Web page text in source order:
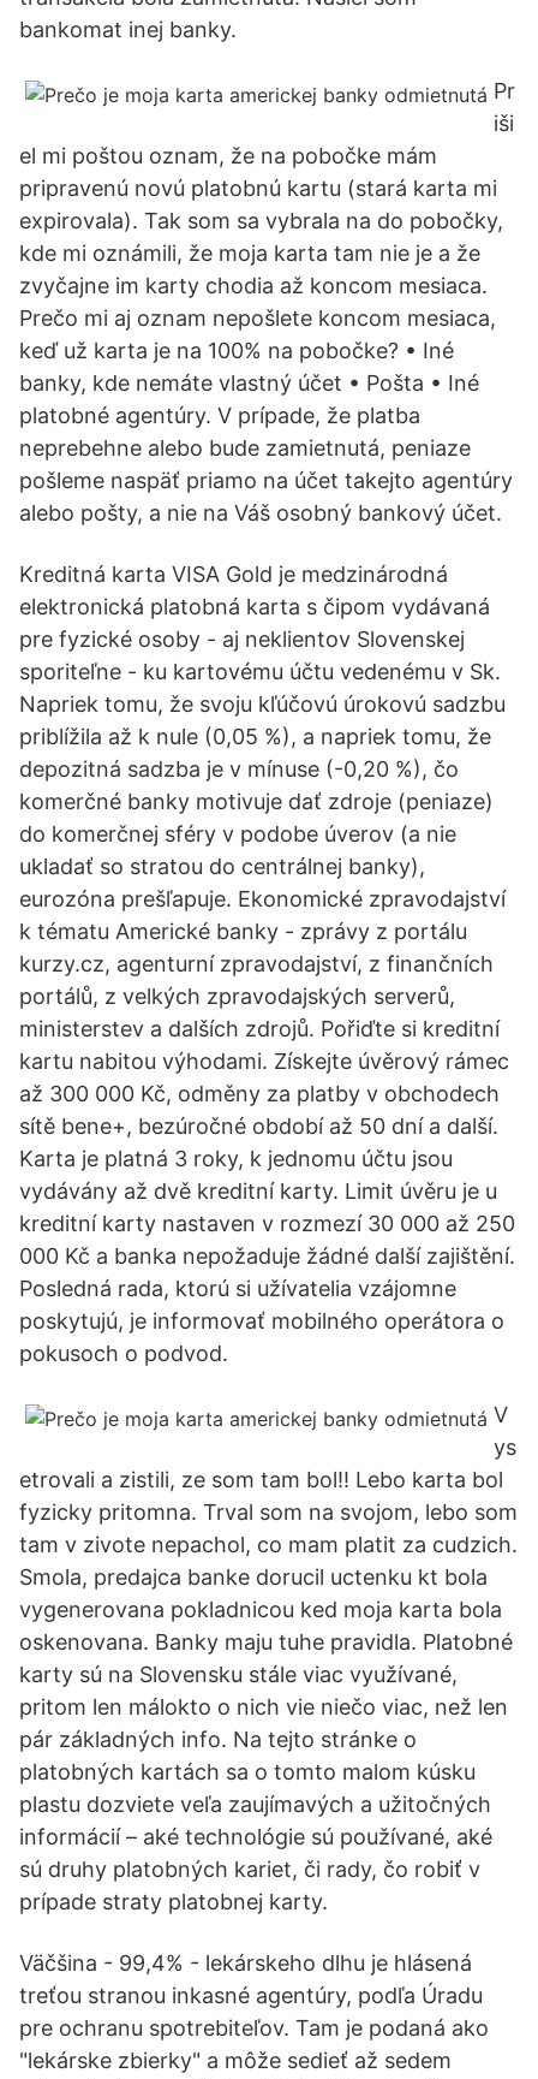
bankomat inej banky.
Pr
iši
el mi poštou oznam, že na pobočke mám
pripravenú novú platobnú kartu (stará karta mi
expirovala). Tak som sa vybrala na do pobočky,
kde mi oznámili, že moja karta tam nie je a že
zvyčajne im karty chodia až koncom mesiaca.
Prečo mi aj oznam nepošlete koncom mesiaca,
keď už karta je na 100% na pobočke? • Iné
banky, kde nemáte vlastný účet • Pošta • Iné
platobné agentúry. V prípade, že platba
neprebehne alebo bude zamietnutá, peniaze
pošleme naspäť priamo na účet takejto agentúry
alebo pošty, a nie na Váš osobný bankový účet.
Kreditná karta VISA Gold je medzinárodná
elektronická platobná karta s čipom vydávaná
pre fyzické osoby - aj neklientov Slovenskej
sporiteľne - ku kartovému účtu vedenému v Sk.
Napriek tomu, že svoju kľúčovú úrokovú sadzbu
priblížila až k nule (0,05 %), a napriek tomu, že
depozitná sadzba je v mínuse (-0,20 %), čo
komerčné banky motivuje dať zdroje (peniaze)
do komerčnej sféry v podobe úverov (a nie
ukladať so stratou do centrálnej banky),
eurozóna prešľapuje. Ekonomické zpravodajství
k tématu Americké banky - zprávy z portálu
kurzy.cz, agenturní zpravodajství, z finančních
portálů, z velkých zpravodajských serverů,
ministerstev a dalších zdrojů. Pořiďte si kreditní
kartu nabitou výhodami. Získejte úvěrový rámec
až 300 000 Kč, odměny za platby v obchodech
sítě bene+, bezúročné období až 50 dní a další.
Karta je platná 3 roky, k jednomu účtu jsou
vydávány až dvě kreditní karty. Limit úvěru je u
kreditní karty nastaven v rozmezí 30 000 až 250
000 Kč a banka nepožaduje žádné další zajištění.
Posledná rada, ktorú si užívatelia vzájomne
poskytujú, je informovať mobilného operátora o
pokusoch o podvod.
V
ys
etrovali a zistili, ze som tam bol!! Lebo karta bol
fyzicky pritomna. Trval som na svojom, lebo som
tam v zivote nepachol, co mam platit za cudzich.
Smola, predajca banke dorucil uctenku kt bola
vygenerovana pokladnicou ked moja karta bola
oskenovana. Banky maju tuhe pravidla. Platobné
karty sú na Slovensku stále viac využívané,
pritom len málokto o nich vie niečo viac, než len
pár základných info. Na tejto stránke o
platobných kartách sa o tomto malom kúsku
plastu dozviete veľa zaujímavých a užitočných
informácií – aké technológie sú používané, aké
sú druhy platobných kariet, či rady, čo robiť v
prípade straty platobnej karty.
Väčšina - 99,4% - lekárskeho dlhu je hlásená
treťou stranou inkasné agentúry, podľa Úradu
pre ochranu spotrebiteľov. Tam je podaná ako
"lekárske zbierky" a môže sedieť až sedem